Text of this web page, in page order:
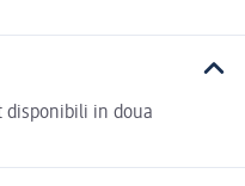
disponibili in doua